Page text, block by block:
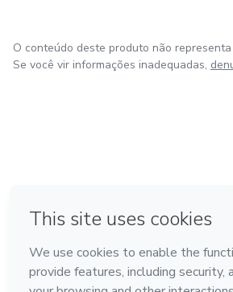
O conteúdo deste produto não
Se você vir informações inadequadas,
Feito com ❤ em Bogotá